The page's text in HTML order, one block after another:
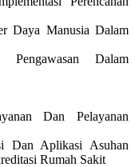
Daya Manusia Dalam
Pengawasan Dalam
Dan Pelayanan
Dan Aplikasi Asuhan
Rumah Sakit